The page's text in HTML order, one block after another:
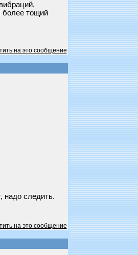
более тощий
на это сообщение
надо следить.
на это сообщение